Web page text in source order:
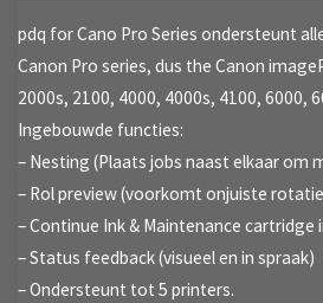
pdq for Cano Pro Series ondersteunt
Canon Pro series, dus the Canon
2000s, 2100, 4000, 4000s, 4100, 6000,
Ingebouwde functies:
– Nesting (Plaats jobs naast elkaar om
– Rol preview (voorkomt onjuiste
– Continue Ink & Maintenance cartridge
– Status feedback (visueel en in spraak)
– Ondersteunt tot 5 printers.